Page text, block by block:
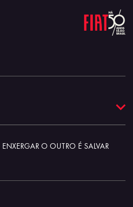
O OUTRO É SALVAR